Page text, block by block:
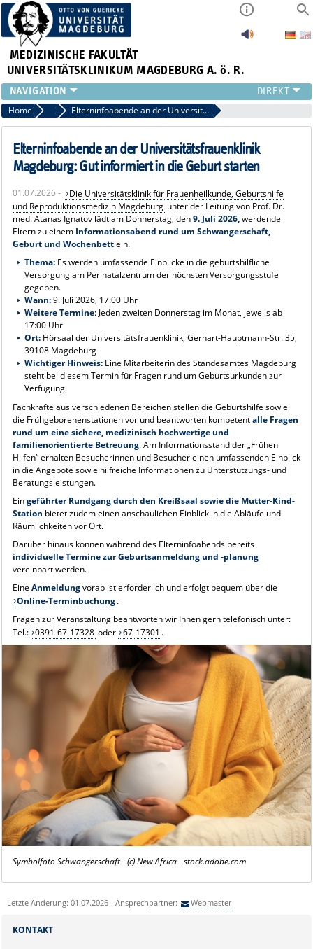
MEDIZINISCHE FAKULTÄT
UNIVERSITÄTSKLINIKUM MAGDEBURG A. ö. R.
INSTITUTE
KLINIKEN
ZENTRALE EINRICHTUNGEN
FORSCHUNG
ÜBER UNS
INTERNATIONAL
INTRANET
Home Pressemitteilungen Elterninfoabende an der Universitätsfrauenklinik Magdeburg: Gut informiert in die Geburt starten
Elterninfoabende an der Universitätsfrauenklinik
Magdeburg: Gut informiert in die Geburt starten
01.07.2026 -
Die Universitätsklinik für Frauenheilkunde, Geburtshilfe
und Reproduktionsmedizin Magdeburg unter der Leitung von Prof. Dr.
med. Atanas Ignatov lädt am Donnerstag, den9. Juli 2026,werdende
Eltern zu einem Informationsabend rund um Schwangerschaft,
Geburt und Wochenbettein.
Thema: Es werden umfassende Einblicke in die geburtshilfliche
Versorgung am Perinatalzentrum der höchsten Versorgungsstufe
gegeben.
Wann:9. Juli 2026, 17:00 Uhr
Weitere Termine: Jeden zweiten Donnerstag im Monat, jeweils ab
17:00 Uhr
Ort: Hörsaal der Universitätsfrauenklinik, Gerhart-Hauptmann-Str. 35,
39108 Magdeburg
Wichtiger Hinweis: Eine Mitarbeiterin des Standesamtes Magdeburg
steht bei diesem Termin für Fragen rund um Geburtsurkunden zur
Verfügung.
Fachkräfte aus verschiedenen Bereichen stellen die Geburtshilfe sowie
die Frühgeborenenstationen vor und beantworten kompetentalle Fragen
rund um eine sichere, medizinisch hochwertige und
familienorientierte Betreuung. Am Informationsstand der „Frühen
Hilfen“ erhalten Besucherinnen und Besucher einen umfassenden Einblick
in die Angebote sowie hilfreiche Informationen zu Unterstützungs- und
Beratungsleistungen.
Eingeführter Rundgang durch den Kreißsaal sowie die Mutter-Kind-
Station bietet zudem einen anschaulichen Einblick in die Abläufe und
Räumlichkeiten vor Ort.
Darüber hinaus können während des Elterninfoabends bereits
individuelle Termine zur Geburtsanmeldung und -planung
vereinbart werden.
Eine Anmeldungvorab ist erforderlich und erfolgt bequem über die
Online-Terminbuchung.
Fragen zur Veranstaltung beantworten wir Ihnen gern telefonisch unter:
Tel.: 0391-67-17328 oder 67-17301 .
Symbolfoto Schwangerschaft - (c) New Africa -stock.adobe.com
Letzte Änderung: 01.07.2026 - Ansprechpartner: Webmaster
KONTAKT